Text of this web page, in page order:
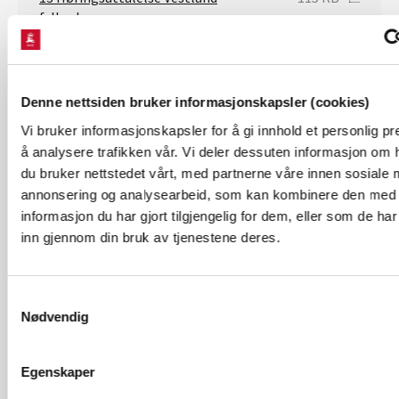
Denne nettsiden bruker informasjonskapsler (cookies)
Vi bruker informasjonskapsler for å gi innhold et personlig
å analysere trafikken vår. Vi deler dessuten informasjon om
du bruker nettstedet vårt, med partnerne våre innen sosiale
annonsering og analysearbeid, som kan kombinere den med
informasjon du har gjort tilgjengelig for dem, eller som de
inn gjennom din bruk av tjenestene deres.
Nødvendig
Egenskaper
fylkeskommune
12 Høringsuttalelse Statsforvaltaren i
Vestland
1 MB
11 Høringsuttalelse Voss herad 134 KB
11 Høringsuttalelse Voss herad
saksutskrift
1 MB
10 Høringsuttalelse FNF Hordaland
12 MB
9 Høringsuttalelse Villreinnemnda
Raudafjell